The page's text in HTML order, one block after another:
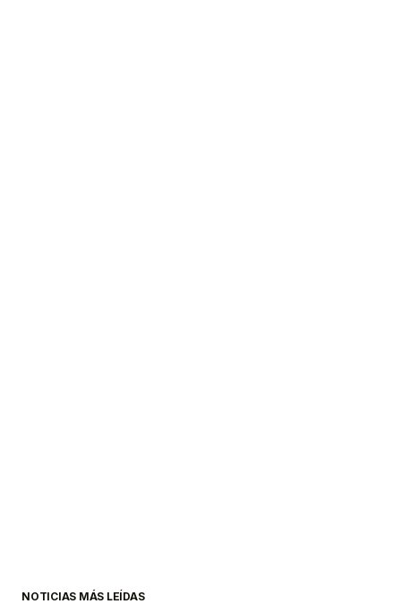
NOTICIAS MÁS LEÍDAS